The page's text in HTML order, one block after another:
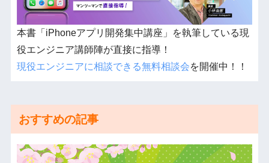
本書「iPhoneアプリ開発集中講座」を執筆している現
役エンジニア講師陣が直接に指導！
現役エンジニアに相談できる無料相談会を開催中！！
おすすめの記事